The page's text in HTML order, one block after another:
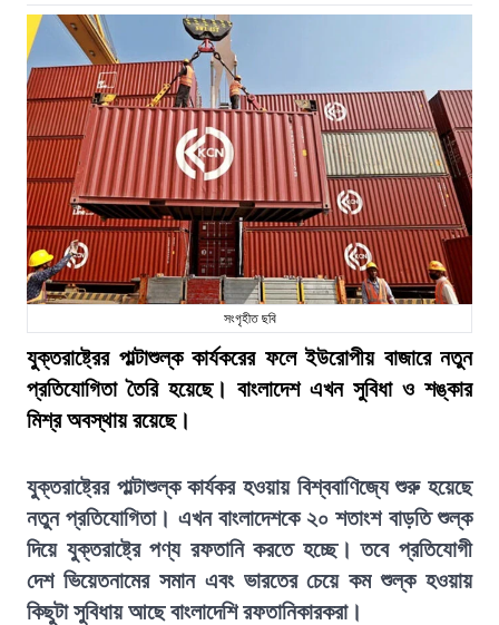
সংগৃহীত ছবি
যুক্তরাষ্ট্রের পাল্টাশুল্ক কার্যকরের ফলে ইউরোপীয় বাজারে নতুন
প্রতিযোগিতা তৈরি হয়েছে। বাংলাদেশ এখন সুবিধা ও শঙ্কার
মিশ্র অবস্থায় রয়েছে।
যুক্তরাষ্ট্রের পাল্টাশুল্ক কার্যকর হওয়ায় বিশ্ববাণিজ্যে শুরু হয়েছে
নতুন প্রতিযোগিতা। এখন বাংলাদেশকে ২০ শতাংশ বাড়তি শুল্ক
দিয়ে যুক্তরাষ্ট্রে পণ্য রফতানি করতে হচ্ছে। তবে প্রতিযোগী
দেশ ভিয়েতনামের সমান এবং ভারতের চেয়ে কম শুল্ক হওয়ায়
কিছুটা সুবিধায় আছে বাংলাদেশি রফতানিকারকরা।